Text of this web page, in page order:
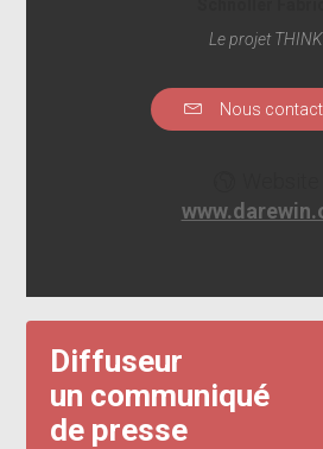
Le projet THINK
Nous
Diffuseur
un communiqué
de presse